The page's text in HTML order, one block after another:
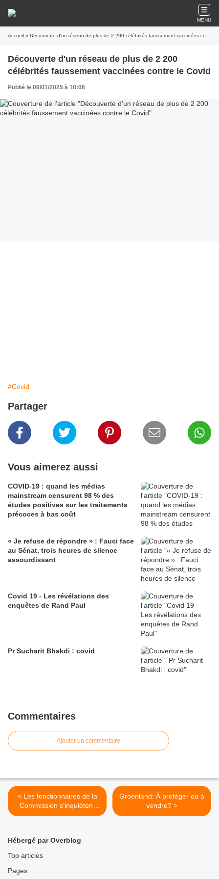
MENU
Accueil » Découverte d'un réseau de plus de 2 200 célébrités faussement vaccinées contre le Covid
Découverte d'un réseau de plus de 2 200
célébrités faussement vaccinées contre le Covid
Publié le 09/01/2025 à 18:06
#Covid
Partager
Vous aimerez aussi
COVID-19 : quand les médias
mainstream censurent 98 % des
études positives sur les traitements
précoces à bas coût
« Je refuse de répondre » : Fauci face
au Sénat, trois heures de silence
assourdissant
Covid 19 - Les révélations des
enquêtes de Rand Paul
Pr Sucharit Bhakdi : covid
Commentaires
Ajouter un commentaire
< Les fonctionnaires de la
Commission s’inquiètent
d’une dépendance à
Groenland: À protéger ou à
vendre? >
Hébergé par Overblog
Top articles
Pages